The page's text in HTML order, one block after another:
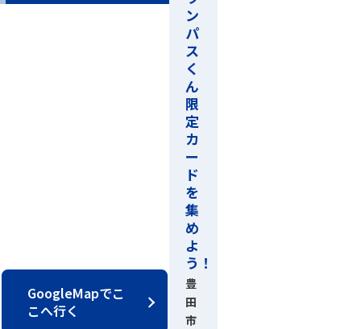
GoogleMapでこ
こへ行く
ン
パ
ス
く
ん
限
定
カ
ー
ド
を
集
め
よ
う！
豊
田
市